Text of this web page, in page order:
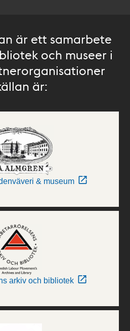
är ett samarbete
och museer i
är:
& museum
arkiv och bibliotek